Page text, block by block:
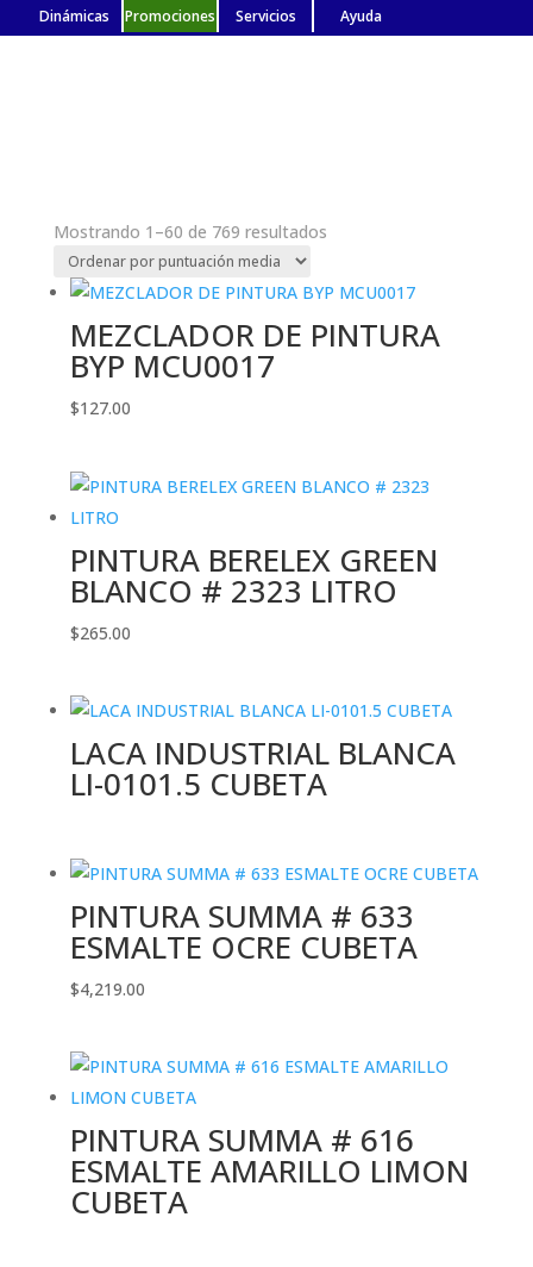
Dinámicas Promociones Servicios Ayuda
Mostrando 1–60 de 769 resultadosOrdenado
puntuación
MEZCLADOR DE PINTURA
BYP MCU0017
$127.00
PINTURA BERELEX GREEN
BLANCO # 2323 LITRO
$265.00
LACA INDUSTRIAL BLANCA
LI-0101.5 CUBETA
PINTURA SUMMA # 633
ESMALTE OCRE CUBETA
$4,219.00
PINTURA SUMMA # 616
ESMALTE AMARILLO LIMON
CUBETA